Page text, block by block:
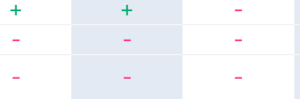
+ + -
- - -
- - -